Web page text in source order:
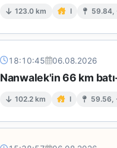
123.0 km I 59.84,
18:10:45 06.08.2026
Nanwalek'in 66 km
102.2 km I 59.56,